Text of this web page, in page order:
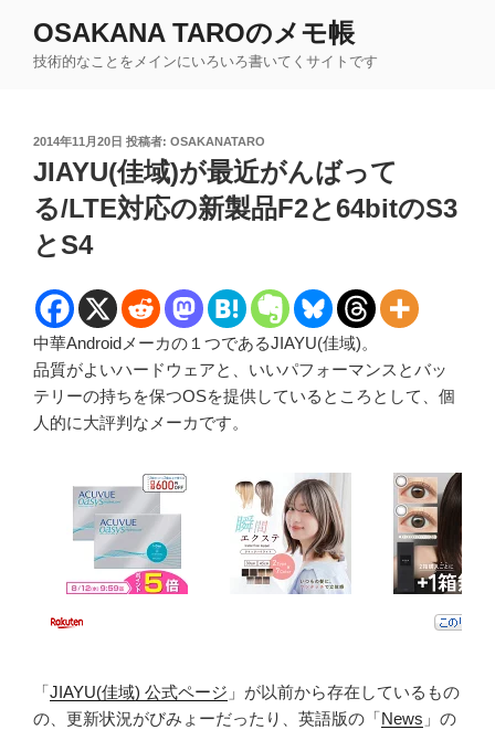
OSAKANA TAROのメモ帳
技術的なことをメインにいろいろ書いてくサイトです
投
稿
日:
2014年11月20日 投稿者: OSAKANATARO
JIAYU(佳域)が最近がんばって
る/LTE対応の新製品F2と64bitのS3
とS4
中華Androidメーカの１つであるJIAYU(佳域)。
品質がよいハードウェアと、いいパフォーマンスとバッ
テリーの持ちを保つOSを提供しているところとして、個
人的に大評判なメーカです。
「JIAYU(佳域) 公式ページ 」が以前から存在しているもの
の、更新状況がびみょーだったり、英語版の「News 」の